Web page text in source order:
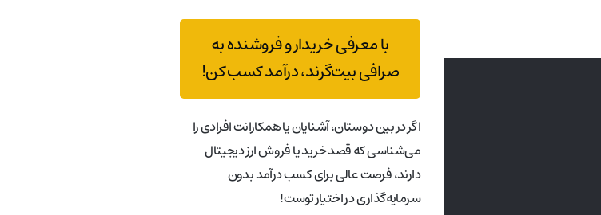
با معرفی خریدار و فروشنده به
صرافی بیت‌گرند، درآمد کسب کن!
اگر در بین دوستان، آشنایان یا همکارانت افرادی را
می‌شناسی که قصد خرید یا فروش ارز دیجیتال
دارند، فرصت عالی برای کسب درآمد بدون
سرمایه‌گذاری در اختیار توست!